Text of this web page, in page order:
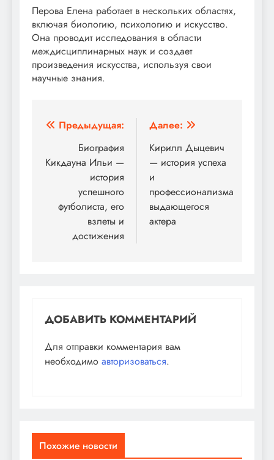
Перова Елена работает в нескольких областях,
включая биологию, психологию и искусство.
Она проводит исследования в области
междисциплинарных наук и создает
произведения искусства, используя свои
научные знания.
Навигация
записям
Предыдущая:
Биография
Кикдауна Ильи —
история
успешного
футболиста, его
взлеты и
достижения
Далее:
Кирилл Дыцевич
— история успеха
и
профессионализма
выдающегося
актера
ДОБАВИТЬ КОММЕНТАРИЙ
Для отправки комментария вам
необходимо авторизоваться.
Похожие новости